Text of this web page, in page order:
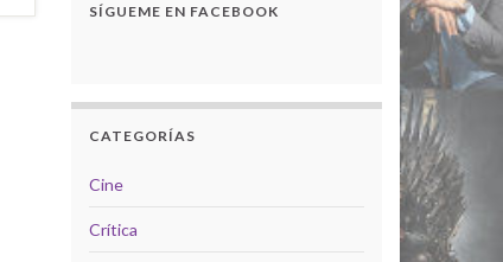
SÍGUEME EN FACEBOOK
CATEGORÍAS
Cine
Crítica